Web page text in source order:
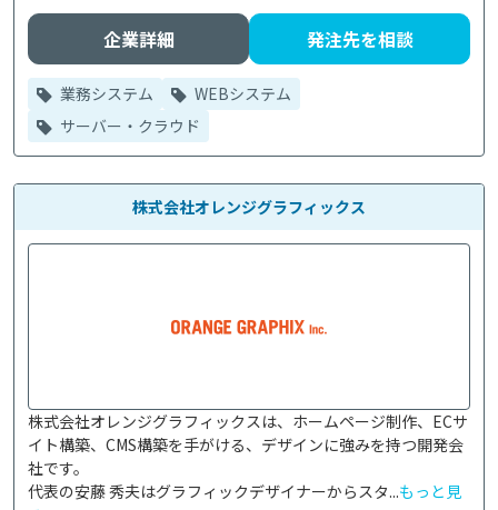
企業詳細 発注先を相談
業務システム
WEBシステム
サーバー・クラウド
株式会社オレンジグラフィックス
株式会社オレンジグラフィックスは、ホームページ制作、ECサ
イト構築、CMS構築を手がける、デザインに強みを持つ開発会
社です。
代表の安藤 秀夫はグラフィックデザイナーからスタ...もっと見